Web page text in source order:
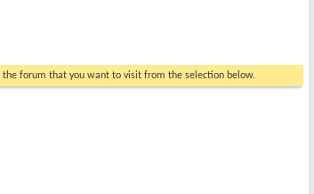
the forum that you want to visit from the selection below.